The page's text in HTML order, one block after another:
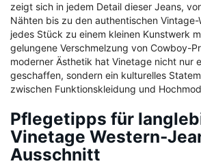
zeigt sich in jedem Detail dieser Jeans,
Nähten bis zu den authentischen Vintage-
jedes Stück zu einem kleinen Kunstwerk
gelungene Verschmelzung von Cowboy-
moderner Ästhetik hat Vinetage nicht nur
geschaffen, sondern ein kulturelles
zwischen Funktionskleidung und
Pflegetipps für
Vinetage Western-
Ausschnitt